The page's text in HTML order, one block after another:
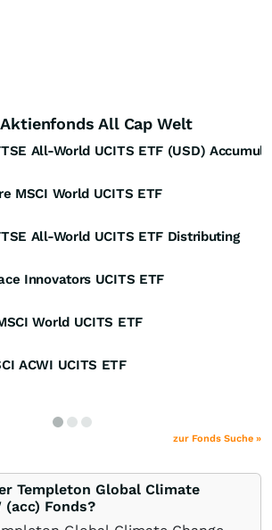
All Cap Welt
All-World UCITS ETF (USD)
MSCI World UCITS ETF
All-World UCITS ETF Distributing
Innovators UCITS ETF
World UCITS ETF
ACWI UCITS ETF
zur Fonds Suche »
Templeton Global Climate
(acc) Fonds?